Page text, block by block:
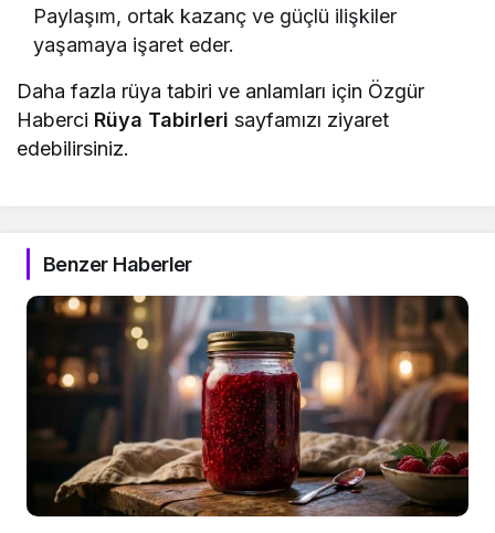
Paylaşım, ortak kazanç ve güçlü ilişkiler
yaşamaya işaret eder.
Daha fazla rüya tabiri ve anlamları için Özgür
Haberci Rüya Tabirleri sayfamızı ziyaret
edebilirsiniz.
Benzer Haberler